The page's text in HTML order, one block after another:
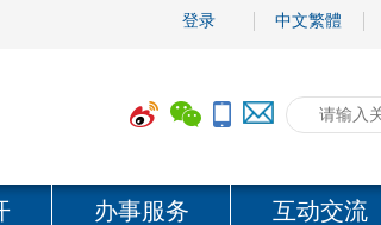
登录 中文繁體
办事服务 互动交流